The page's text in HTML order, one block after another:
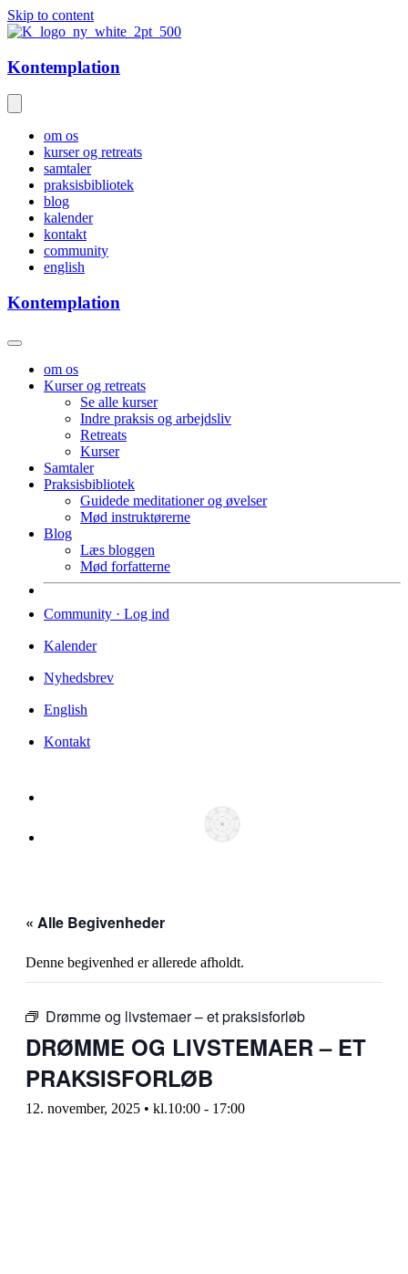
Skip to content
Kontemplation
om os
kurser og retreats
samtaler
praksisbibliotek
blog
kalender
kontakt
community
english
Kontemplation
om os
Kurser og retreats
Se alle kurser
Indre praksis og arbejdsliv
Retreats
Kurser
Samtaler
Praksisbibliotek
Guidede meditationer og øvelser
Mød instruktørerne
Blog
Læs bloggen
Mød forfatterne
Community · Log ind
Kalender
Nyhedsbrev
English
Kontakt
« Alle Begivenheder
Denne begivenhed er allerede afholdt.
Drømme og livstemaer – et praksisforløb
DRØMME OG LIVSTEMAER – ET
PRAKSISFORLØB
12. november, 2025 • kl.10:00 - 17:00